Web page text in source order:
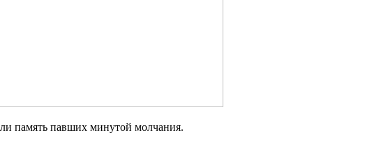
память павших минутой молчания.